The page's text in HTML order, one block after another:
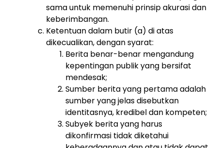
sama untuk memenuhi prinsip akurasi dan
keberimbangan.
Ketentuan dalam butir (a) di atas
dikecualikan, dengan syarat:
Berita benar-benar mengandung
kepentingan publik yang bersifat
mendesak;
Sumber berita yang pertama adalah
sumber yang jelas disebutkan
identitasnya, kredibel dan kompeten;
Subyek berita yang harus
dikonfirmasi tidak diketahui